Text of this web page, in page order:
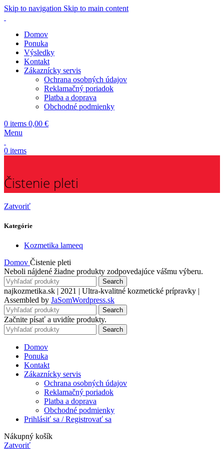
Skip to navigation Skip to main content
Domov
Ponuka
Výsledky
Kontakt
Zákaznícky servis
Ochrana osobných údajov
Reklamačný poriadok
Platba a doprava
Obchodné podmienky
0 items 0,00 €
Menu
0 items
Čistenie pleti
Zatvoriť
Kategórie
Kozmetika lameeq
Domov Čistenie pleti
Neboli nájdené žiadne produkty zodpovedajúce vášmu výberu.
Search
najkozmetika.sk | 2021 | Ultra-kvalitné kozmetické prípravky |
Assembled by JaSomWordpress.sk
Search
Začnite písať a uvidíte produkty.
Search
Domov
Ponuka
Kontakt
Zákaznícky servis
Ochrana osobných údajov
Reklamačný poriadok
Platba a doprava
Obchodné podmienky
Prihlásiť sa / Registrovať sa
Nákupný košík
Zatvoriť